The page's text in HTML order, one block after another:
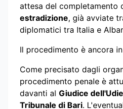
attesa del completamento
estradizione, già avviate
diplomatici tra Italia e
Il procedimento è ancora
Come precisato dagli
procedimento penale è
davanti al Giudice
Tribunale di Bari.